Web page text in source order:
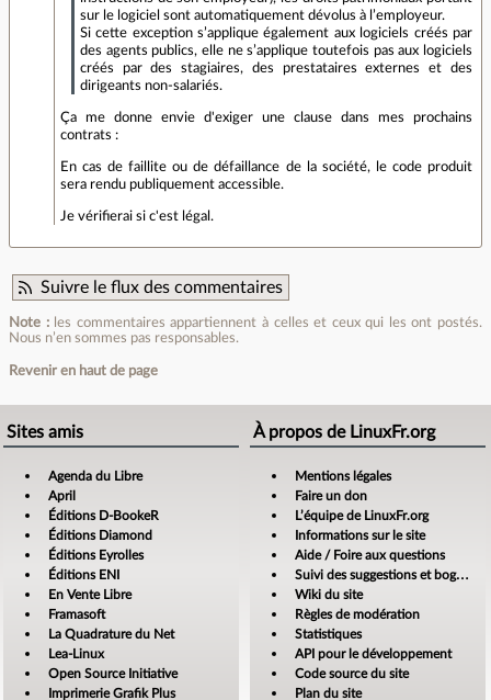
sur le logiciel sont automatiquement dévolus à l’employeur.
Si cette exception s’applique également aux logiciels créés par
des agents publics, elle ne s’applique toutefois pas aux logiciels
créés par des stagiaires, des prestataires externes et des
dirigeants non-salariés.
Ça me donne envie d'exiger une clause dans mes prochains
contrats :
En cas de faillite ou de défaillance de la société, le code produit
sera rendu publiquement accessible.
Je vérifierai si c'est légal.
Suivre le flux des commentaires
Note :les commentaires appartiennent à celles et ceux qui les ont postés.
Nous n’en sommes pas responsables.
Revenir en haut de page
Sites amis
Agenda du Libre
April
Éditions D-BookeR
Éditions Diamond
Éditions Eyrolles
Éditions ENI
En Vente Libre
Framasoft
La Quadrature du Net
Lea-Linux
Open Source Initiative
Imprimerie Grafik Plus
À propos de LinuxFr.org
Mentions légales
Faire un don
L’équipe de LinuxFr.org
Informations sur le site
Aide / Foire aux questions
Suivi des suggestions et bogues
Wiki du site
Règles de modération
Statistiques
API pour le développement
Code source du site
Plan du site